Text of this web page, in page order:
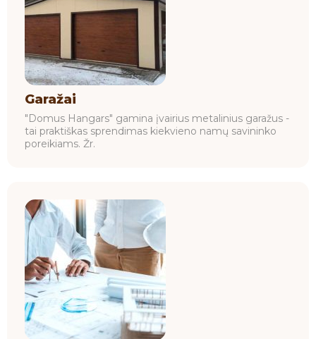
Garažai
"Domus Hangars" gamina įvairius metalinius garažus -
tai praktiškas sprendimas kiekvieno namų savininko
poreikiams. Žr.